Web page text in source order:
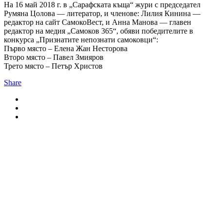
На 16 май 2018 г. в „Сарафската къща“ жури с председател
Румяна Цолова ― литератор, и членове: Лилия Кинина ―
редактор на сайт СамокоВест, и Анна Манова ― главен
редактор на медия „Самоков 365“, обяви победителите в
конкурса „Признатите непознати самоковци“:
Първо място ‒ Елена Жан Несторова
Второ място ‒ Павел Змияров
Трето място ‒ Петър Христов
Share